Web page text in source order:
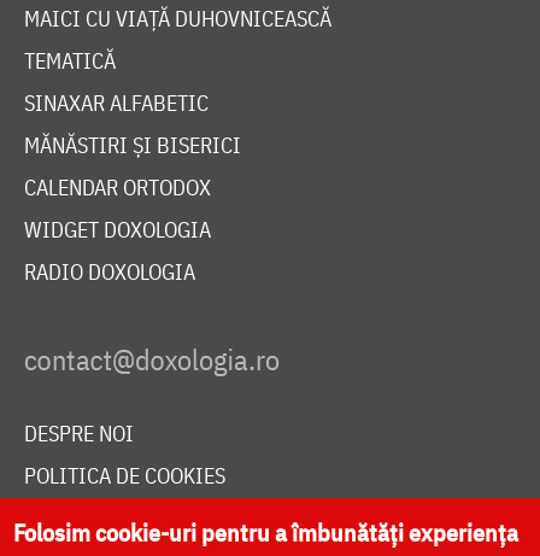
MAICI CU VIAȚĂ DUHOVNICEASCĂ
TEMATICĂ
SINAXAR ALFABETIC
MĂNĂSTIRI ȘI BISERICI
CALENDAR ORTODOX
WIDGET DOXOLOGIA
RADIO DOXOLOGIA
DESPRE NOI
POLITICA DE COOKIES
DONEAZĂ ONLINE PENTRU CATEDRALA NAȚIONALĂ
Folosim cookie-uri pentru a îmbunătăți experiența